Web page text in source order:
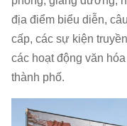
Vật liệu
tủ:
Độ
sáng:
Công
địa điểm biểu diễn,
cấp, các sự kiện
các hoạt động văn
thành phố.